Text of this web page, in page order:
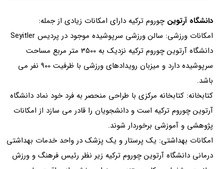
دانشگاه آرتوین چوروم ترکیه دارای امکانات زیادی از جمله:
امکانات ورزشی: سالن ورزشی سرپوشیده موجود در پردیس Seyitler
دانشگاه آرتوین چوروم ترکیه نزدیک به 3500 متر مربع مساحت
سرپوشیده دارد و میزبان رویدادهای ورزشی با ظرفیت 900 نفر می
باشد.
کتابخانه: کتابخانه مرکزی با طراحی منحصر به فرد خود نماد دانشگاه
آرتوین چوروم ترکیه است و دانشجویان را قادر می سازد از امکانات
پژوهشی و آموزشی برخوردار شوند.
امکانات بهداشتی: یک پرستار و یک پزشک در واحد خدمات بهداشتی
درمانی دانشگاه آرتوین چوروم ترکیه زیر نظر رئیس فرهنگ و ورزش